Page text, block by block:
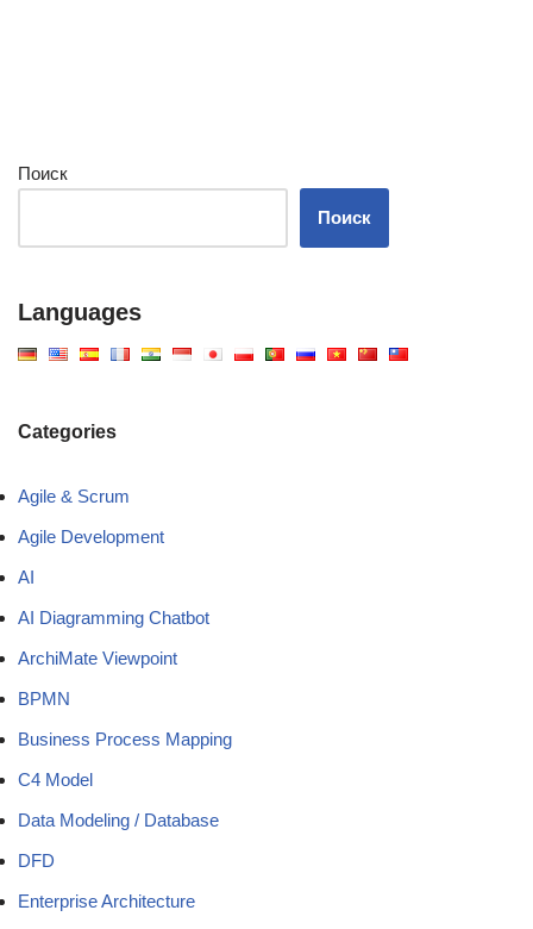
Поиск
Поиск
Languages
Categories
Agile & Scrum
Agile Development
AI
AI Diagramming Chatbot
ArchiMate Viewpoint
BPMN
Business Process Mapping
C4 Model
Data Modeling / Database
DFD
Enterprise Architecture